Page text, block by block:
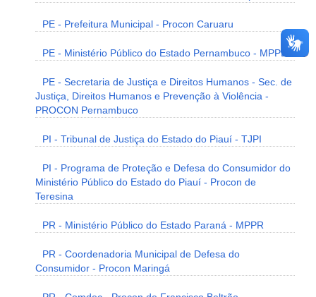
PE - Prefeitura Municipal - Procon Caruaru
PE - Ministério Público do Estado Pernambuco - MPPE
PE - Secretaria de Justiça e Direitos Humanos - Sec. de
Justiça, Direitos Humanos e Prevenção à Violência -
PROCON Pernambuco
PI - Tribunal de Justiça do Estado do Piauí - TJPI
PI - Programa de Proteção e Defesa do Consumidor do
Ministério Público do Estado do Piauí - Procon de
Teresina
PR - Ministério Público do Estado Paraná - MPPR
PR - Coordenadoria Municipal de Defesa do
Consumidor - Procon Maringá